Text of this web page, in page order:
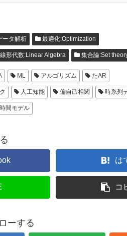
ータ解析 最適化:Optimization
形代数:Linear Algebra 集合論:Set
ML アルゴリズム たAR
人工知能 偏自己相関 時系列
間モデル
は
コ
ーする